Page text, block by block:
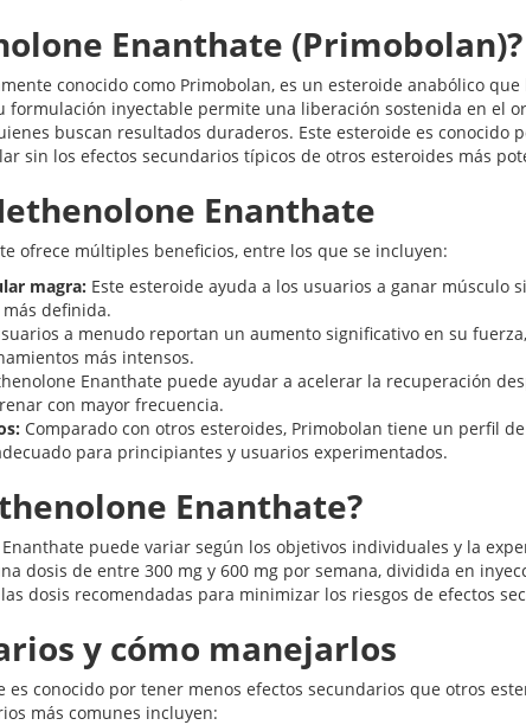
Enanthate (Primobolan)?
conocido como Primobolan, es un esteroide anabólico
formulación inyectable permite una liberación sostenida en el
buscan resultados duraderos. Este esteroide es conocido
sin los efectos secundarios típicos de otros esteroides más
Enanthate
ofrece múltiples beneficios, entre los que se incluyen:
magra: Este esteroide ayuda a los usuarios a ganar músculo
definida.
a menudo reportan un aumento significativo en su
más intensos.
Enanthate puede ayudar a acelerar la recuperación
con mayor frecuencia.
Comparado con otros esteroides, Primobolan tiene un perfil
para principiantes y usuarios experimentados.
Enanthate?
puede variar según los objetivos individuales y la
dosis de entre 300 mg y 600 mg por semana, dividida en
dosis recomendadas para minimizar los riesgos de efectos
y cómo manejarlos
conocido por tener menos efectos secundarios que otros
más comunes incluyen: